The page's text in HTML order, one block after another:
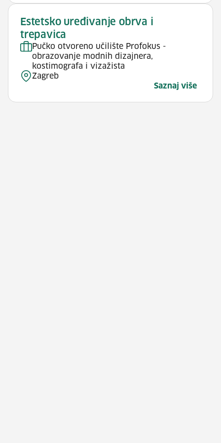
Estetsko uređivanje obrva i
trepavica
Pučko otvoreno učilište Profokus -
obrazovanje modnih dizajnera,
kostimografa i vizažista
Zagreb
Saznaj više